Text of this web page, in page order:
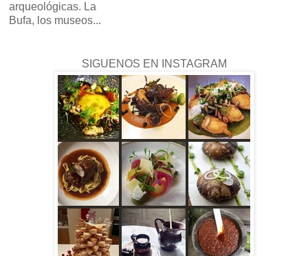
arqueológicas. La
Bufa, los museos...
SIGUENOS EN INSTAGRAM